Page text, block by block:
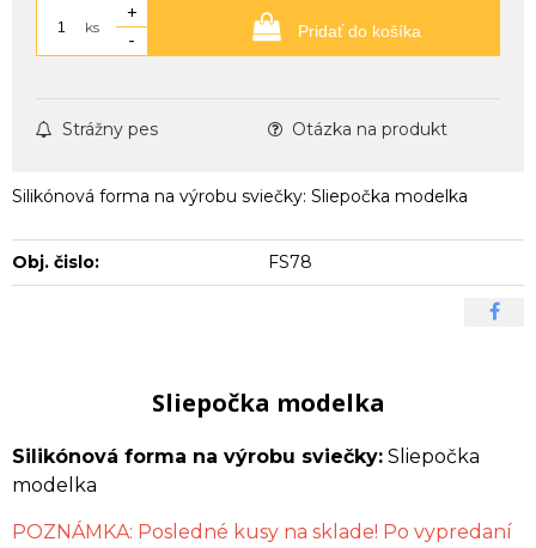
ks
+
-
Pridať do košíka
Strážny pes Otázka na produkt
Silikónová forma na výrobu sviečky: Sliepočka modelka
Obj. čislo: FS78
Sliepočka modelka
Silikónová forma na výrobu sviečky: Sliepočka
modelka
POZNÁMKA: Posledné kusy na sklade! Po vypredaní